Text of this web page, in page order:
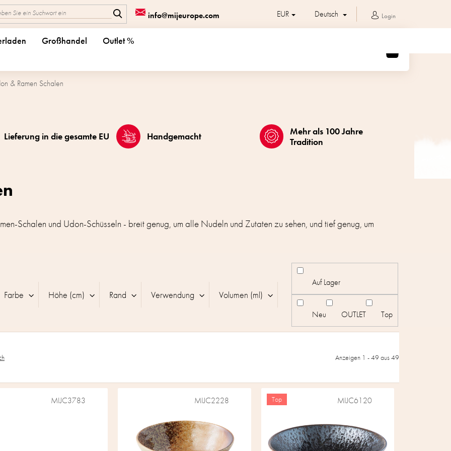
info@mijeurope.com EUR Deutsch Login
WARENKORB
Großhandel Outlet %
& Ramen Schalen
Schalen und Udon-Schüsseln - breit genug, um alle Nudeln und Zutaten zu sehen, und tief genug, um
Anzeigen 1 -49aus 49
Auf Lager
Neu OUTLET Top
Farbe Höhe (cm) Rand Verwendung Volumen (ml)
MIJC3783 MIJC2228 Top MIJC6120
Lieferung in die gesamte EU Handgemacht
Mehr als 100 Jahre
Tradition